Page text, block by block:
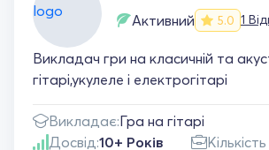
Активний 5.0 1
Викладач гри на класичній та
гітарі,укулеле і електрогітарі
Викладає:Гра на гітарі
Досвід:10+ Років Кількість